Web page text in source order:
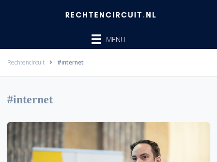
MENU
Rechtencircuit #internet
#internet